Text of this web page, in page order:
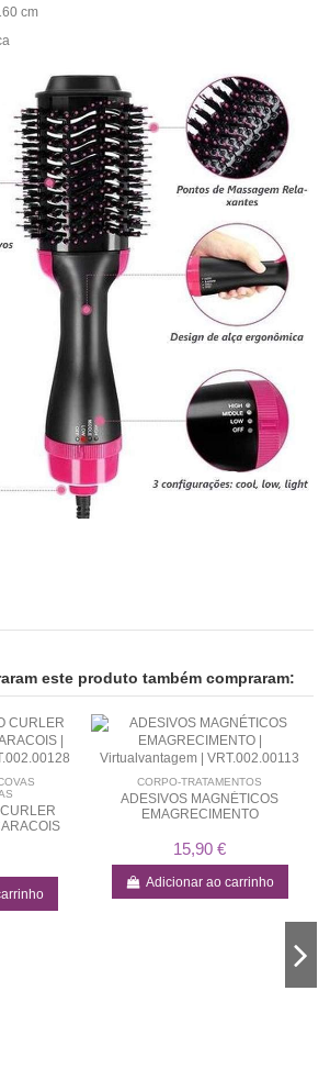
cm
este produto também compraram:
CORPO-TRATAMENTOS
ADESIVOS MAGNÉTICOS
EMAGRECIMENTO
15,90 €
Adicionar ao carrinho